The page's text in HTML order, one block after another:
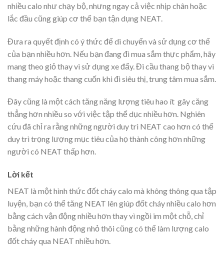
nhiều calo như chạy bộ, nhưng ngay cả việc nhịp chân hoặc
lắc đầu cũng giúp cơ thể bạn tận dụng NEAT.
Đưa ra quyết định có ý thức để di chuyển và sử dụng cơ thể
của bạn nhiều hơn. Nếu bạn đang đi mua sắm thực phẩm, hãy
mang theo giỏ thay vì sử dụng xe đẩy. Đi cầu thang bộ thay vì
thang máy hoặc thang cuốn khi đi siêu thị, trung tâm mua sắm.
Đây cũng là một cách tăng năng lượng tiêu hao ít gây căng
thẳng hơn nhiều so với việc tập thể dục nhiều hơn. Nghiên
cứu đã chỉ ra rằng những người duy trì NEAT cao hơn có thể
duy trì trọng lượng mục tiêu của họ thành công hơn những
người có NEAT thấp hơn.
Lời kết
NEAT là một hình thức đốt cháy calo mà không thông qua tập
luyện, bạn có thể tăng NEAT lên giúp đốt cháy nhiều calo hơn
bằng cách vận động nhiều hơn thay vì ngồi im một chỗ, chỉ
bằng những hành động nhỏ thôi cũng có thể làm lượng calo
đốt cháy qua NEAT nhiều hơn.